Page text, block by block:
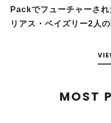
Packでフューチャーさ
リアス・ベイズリー2人
MOST